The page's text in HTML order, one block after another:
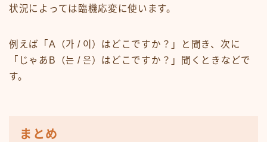
状況によっては臨機応変に使います。
例えば「A（가 / 이）はどこですか？」と聞き、次に
「じゃあB（는 / 은）はどこですか？」聞くときなどで
す。
まとめ